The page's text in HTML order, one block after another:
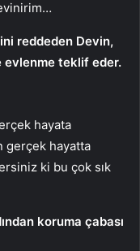
reddeden Devin,
evlenme teklif eder.
hayata
gerçek hayatta
ki bu çok sık
koruma çabası